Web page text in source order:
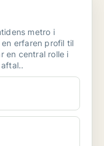
metro i
erfaren profil til
en central rolle i